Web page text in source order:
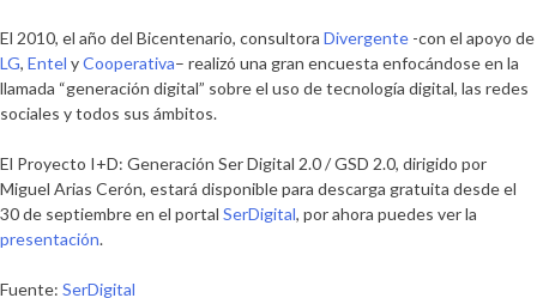
El 2010, el año del Bicentenario, consultora Divergente -con el apoyo de
LG, Entel yCooperativa– realizó una gran encuesta enfocándose en la
llamada “generación digital” sobre el uso de tecnología digital, las redes
sociales y todos sus ámbitos.
El Proyecto I+D: Generación Ser Digital 2.0 / GSD 2.0, dirigido por
Miguel Arias Cerón, estará disponible para descarga gratuita desde el
30 de septiembre en el portal SerDigital, por ahora puedes ver la
presentación.
Fuente: SerDigital